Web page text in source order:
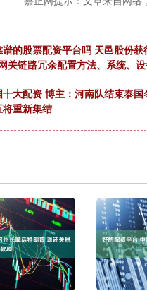
谱的股票配资平台吗 天邑股份
关链路冗余配置方法、系统、
十大配资 博主：河南队结束泰
重新集结